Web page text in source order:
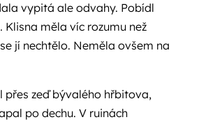
vypitá ale odvahy. Pobídl
Klisna měla víc rozumu než
jí nechtělo. Neměla ovšem na
přes zeď bývalého hřbitova,
po dechu. V ruinách